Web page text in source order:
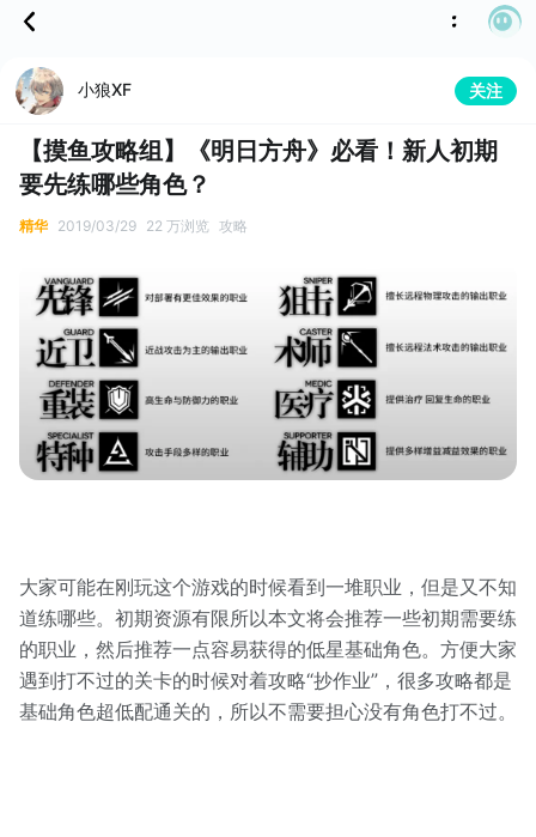
小狼XF 关注
【摸鱼攻略组】《明日方舟》必看！新人初期
要先练哪些角色？
精华 2019/03/29 22 万浏览 攻略
大家可能在刚玩这个游戏的时候看到一堆职业，但是又不知
道练哪些。初期资源有限所以本文将会推荐一些初期需要练
的职业，然后推荐一点容易获得的低星基础角色。方便大家
遇到打不过的关卡的时候对着攻略“抄作业”，很多攻略都是
基础角色超低配通关的，所以不需要担心没有角色打不过。